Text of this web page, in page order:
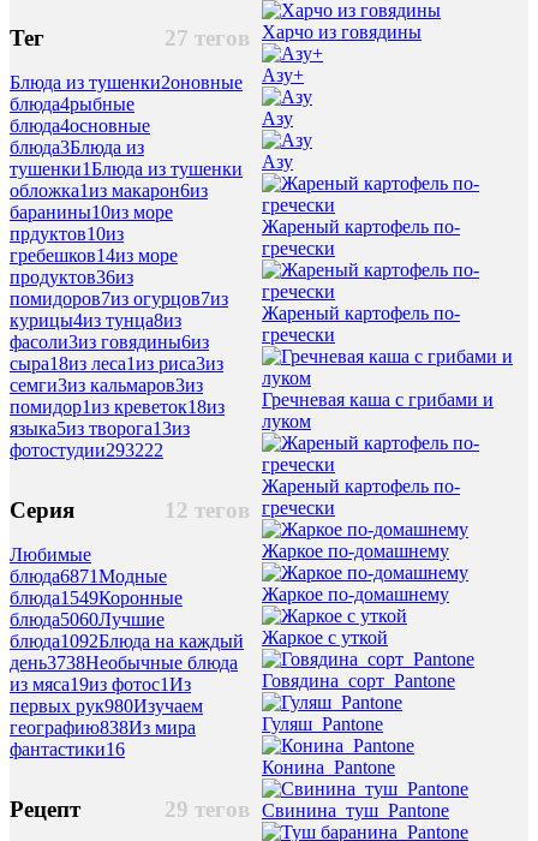
27 тегов
Тег
Блюда из тушенки2оновные
блюда4рыбные
блюда4основные
блюда3Блюда из
тушенки1Блюда из тушенки
обложка1из макарон6из
баранины10из море
прдуктов10из
гребешков14из море
продуктов36из
помидоров7из огурцов7из
курицы4из тунца8из
фасоли3из говядины6из
сыра18из леса1из риса3из
семги3из кальмаров3из
помидор1из креветок18из
языка5из творога13из
фотостудии293222
12 тегов
Серия
Любимые
блюда6871Модные
блюда1549Коронные
блюда5060Лучшие
блюда1092Блюда на каждый
день3738Необычные блюда
из мяса19из фотос1Из
первых рук980Изучаем
географию838Из мира
фантастики16
29 тегов
Рецепт
Харчо из говядины
Азу+
Азу
Азу
Жареный картофель по-
гречески
Жареный картофель по-
гречески
Гречневая каша с грибами и
луком
Жареный картофель по-
гречески
Жаркое по-домашнему
Жаркое по-домашнему
Жаркое с уткой
Говядина_сорт_Pantone
Гуляш_Pantone
Конина_Pantone
Свинина_туш_Pantone